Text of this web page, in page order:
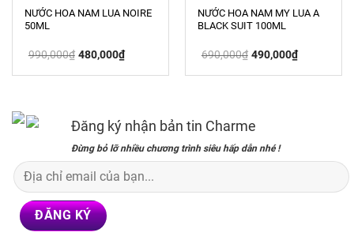
NƯỚC HOA NAM LUA NOIRE
50ML
990,000₫ Giá
gốc
480,000₫Giá
hiện
NƯỚC HOA NAM MY LUA A
BLACK SUIT 100ML
690,000₫ Giá
gốc
490,000₫Giá
hiện
Đăng ký nhận bản tin Charme
Đừng bỏ lỡ nhiều chương trình siêu hấp dẫn nhé !